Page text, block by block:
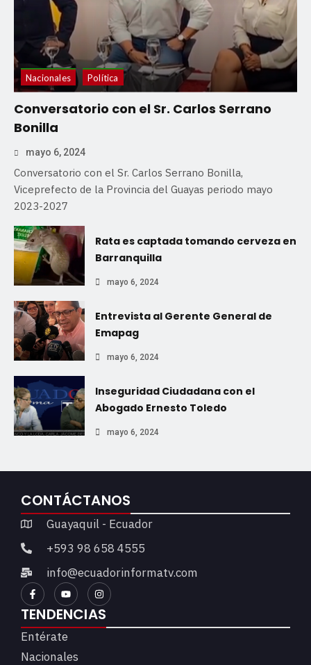
Nacionales Política
Conversatorio con el Sr. Carlos Serrano
Bonilla
mayo 6, 2024
Conversatorio con el Sr. Carlos Serrano Bonilla,
Viceprefecto de la Provincia del Guayas periodo mayo
2023-2027
Rata es captada tomando cerveza en
Barranquilla
mayo 6, 2024
Entrevista al Gerente General de
Emapag
mayo 6, 2024
Inseguridad Ciudadana con el
Abogado Ernesto Toledo
mayo 6, 2024
CONTÁCTANOS
Guayaquil - Ecuador
+593 98 658 4555
info@ecuadorinformatv.com
TENDENCIAS
Entérate
Nacionales